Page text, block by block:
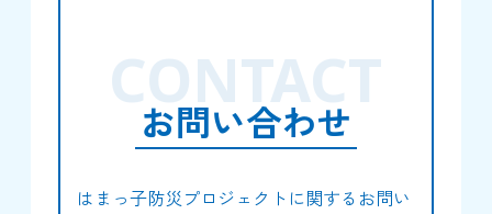
お問い合わせ
CONTACT
はまっ子防災プロジェクトに関するお問い